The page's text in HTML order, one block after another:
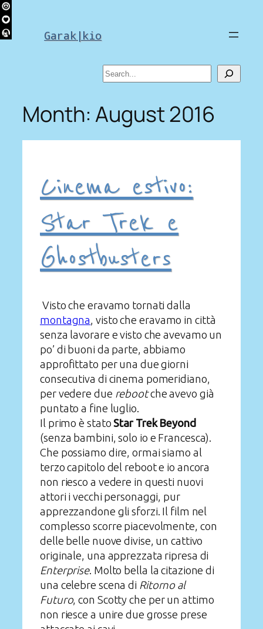
Skip
to
content Garak|kio
Search
Month:August 2016
Cinema estivo:
Star Trek e
Ghostbusters
Visto che eravamo tornati dalla
montagna, visto che eravamo in città
senza lavorare e visto che avevamo un
po’ di buoni da parte, abbiamo
approfittato per una due giorni
consecutiva di cinema pomeridiano,
per vedere due rebootche avevo già
puntato a fine luglio.
Il primo è statoStar Trek Beyond
(senza bambini, solo io e Francesca).
Che possiamo dire, ormai siamo al
terzo capitolo del reboot e io ancora
non riesco a vedere in questi nuovi
attori i vecchi personaggi, pur
apprezzandone gli sforzi. Il film nel
complesso scorre piacevolmente, con
delle belle nuove divise, un cattivo
originale, una apprezzata ripresa di
Enterprise. Molto bella la citazione di
una celebre scena di Ritorno al
Futuro, con Scotty che per un attimo
non riesce a unire due grosse prese